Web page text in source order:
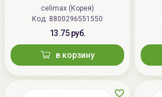
Mask
celimax (Корея)
Код: 8800296551550
13.75 руб.
в корзину